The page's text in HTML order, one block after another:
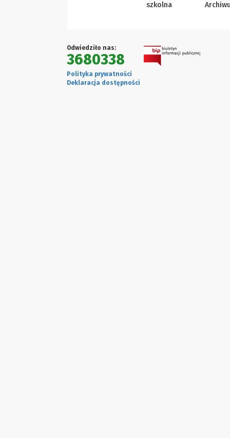
szkolna
Odwiedziło nas:
3680338
Polityka prywatności
Deklaracja dostępności